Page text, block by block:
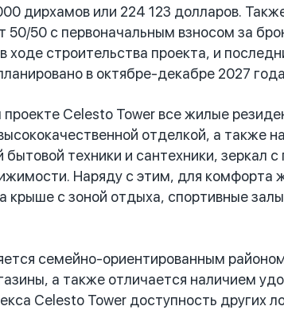
дирхамов или 224 123 долларов.
50/50 с первоначальным взносом за
ходе строительства проекта, и
в октябре-декабре 2027
Celesto Tower все жилые
отделкой, а также
техники и сантехники, зеркал
Наряду с этим, для комфорта
крыше с зоной отдыха, спортивные
семейно-ориентированным
а также отличается наличием
Celesto Tower доступность других